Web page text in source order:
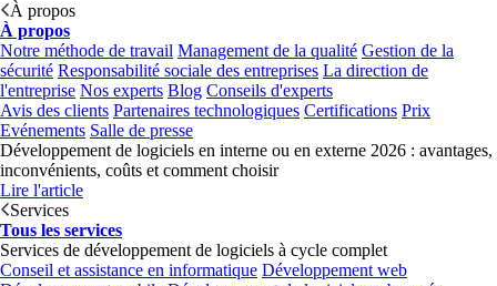
À propos
À propos
Notre méthode de travail Management de la qualité Gestion de la
sécurité Responsabilité sociale des entreprises La direction de
l'entreprise Nos experts Blog Conseils d'experts
Avis des clients Partenaires technologiques Certifications Prix
Evénements Salle de presse
Développement de logiciels en interne ou en externe 2026 : avantages,
inconvénients, coûts et comment choisir
Lire l'article
Services
Tous les services
Services de développement de logiciels à cycle complet
Conseil et assistance en informatique Développement web